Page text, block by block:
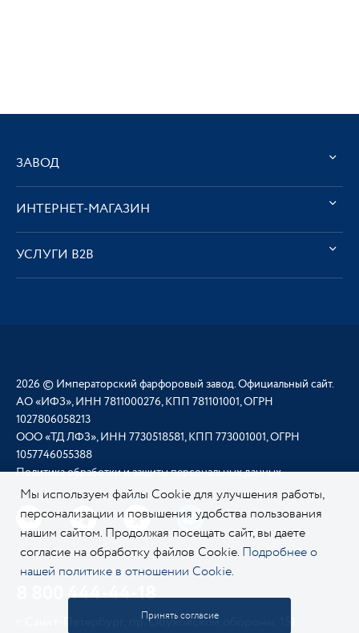
ЗАВОД
ИНТЕРНЕТ-МАГАЗИН
УСЛУГИ В2В
2026 © Императорский фарфоровый завод. Официальный сайт.
АО «ИФЗ», ИНН 7811000276, КПП 781101001, ОГРН
1027806058213
ООО «ТД ЛФЗ», ИНН 7730518581, КПП 773001001, ОГРН
1057746055388
Политика обработки и защиты персональных данных
8 800 444-44-18
г. Санкт-Петербург, пр. Обуховской обороны, 151
Мы используем файлы Cookie для улучшения работы,
персонализации и повышения удобства пользования
нашим сайтом. Продолжая посещать сайт, вы даете
согласие на обработку файлов Cookie. Подробнее о
нашей политике в отношении Cookie.
Принять согласие